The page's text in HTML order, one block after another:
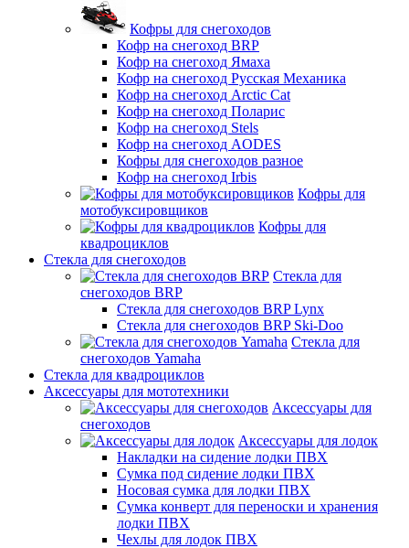
Кофры для снегоходов
Кофр на снегоход BRP
Кофр на снегоход Ямаха
Кофр на снегоход Русская Механика
Кофр на снегоход Arctic Cat
Кофр на снегоход Поларис
Кофр на снегоход Stels
Кофр на снегоход AODES
Кофры для снегоходов разное
Кофр на снегоход Irbis
Кофры для
мотобуксировщиков
Кофры для
квадроциклов
Стекла для снегоходов
Стекла для
снегоходов BRP
Стекла для снегоходов BRP Lynx
Стекла для снегоходов BRP Ski-Doo
Стекла для
снегоходов Yamaha
Стекла для квадроциклов
Аксессуары для мототехники
Аксессуары для
снегоходов
Аксессуары для лодок
Накладки на сидение лодки ПВХ
Сумка под сидение лодки ПВХ
Носовая сумка для лодки ПВХ
Сумка конверт для переноски и хранения
лодки ПВХ
Чехлы для лодок ПВХ